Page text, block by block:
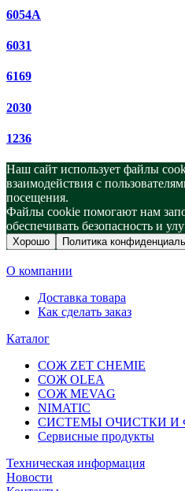
6054A
6031
6169
2030
1236
Наш сайт использует файлы
взаимодействия с
посещения.
Файлы cookie помогают нам
обеспечивать безопасность и
Хорошо Политика
О компании
Доставка товара
Как сделать заказ
Каталог
СОЖ ZET CHEMIE
СОЖ OLEA
СОЖ MEVAG
NIMATIC
СИСТЕМЫ ОЧИСТКИ И
Сервисные продукты
Техническая информация
Новости